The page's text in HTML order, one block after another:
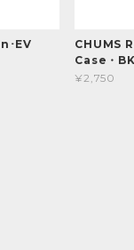
･EV
CHUMS
Case・BK
¥2,750